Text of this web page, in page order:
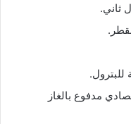
ثاني.
مدفوع بالغاز